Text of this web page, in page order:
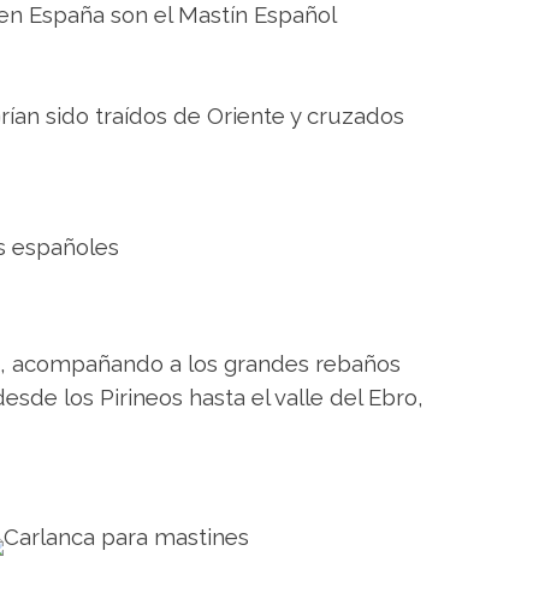
España son el Mastín Español
sido traídos de Oriente y cruzados
a los grandes rebaños
los Pirineos hasta el valle del Ebro,